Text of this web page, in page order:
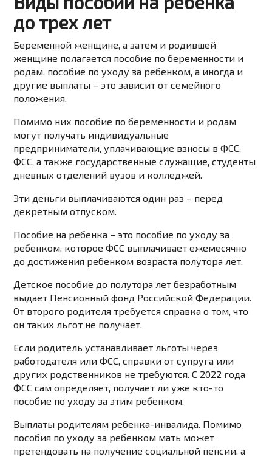
до трех лет
Беременной женщине, а затем и родившей
женщине полагается пособие по беременности и
родам, пособие по уходу за ребенком, а иногда и
другие выплаты – это зависит от семейного
положения.
Помимо них пособие по беременности и родам
могут получать индивидуальные
предприниматели, уплачивающие взносы в ФСС,
ФСС, а также государственные служащие, студенты
дневных отделений вузов и колледжей.
Эти деньги выплачиваются один раз – перед
декретным отпуском.
Пособие на ребенка – это пособие по уходу за
ребенком, которое ФСС выплачивает ежемесячно
до достижения ребенком возраста полутора лет.
Детское пособие до полутора лет безработным
выдает Пенсионный фонд Российской Федерации.
От второго родителя требуется справка о том, что
он таких льгот не получает.
Если родитель устанавливает льготы через
работодателя или ФСС, справки от супруга или
других родственников не требуются. С 2022 года
ФСС сам определяет, получает ли уже кто-то
пособие по уходу за этим ребенком.
Выплаты родителям ребенка-инвалида. Помимо
пособия по уходу за ребенком мать может
претендовать на получение социальной пенсии, а